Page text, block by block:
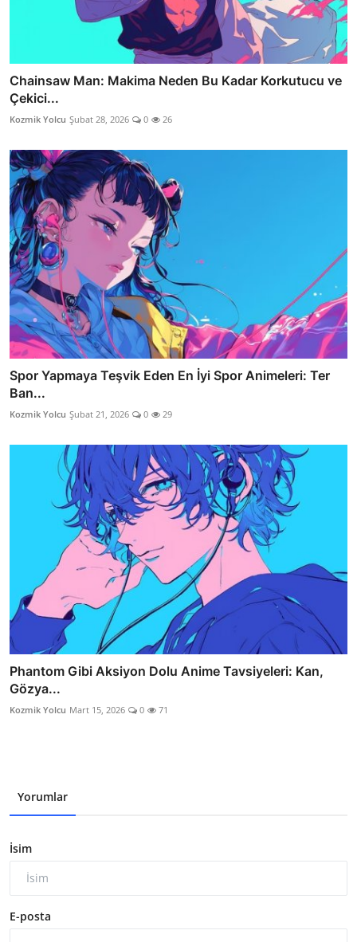
Chainsaw Man: Makima Neden Bu Kadar Korkutucu ve
Çekici...
Kozmik Yolcu Şubat 28, 2026 0 26
Spor Yapmaya Teşvik Eden En İyi Spor Animeleri: Ter
Ban...
Kozmik Yolcu Şubat 21, 2026 0 29
Phantom Gibi Aksiyon Dolu Anime Tavsiyeleri: Kan,
Gözya...
Kozmik Yolcu Mart 15, 2026 0 71
Yorumlar
İsim
E-posta